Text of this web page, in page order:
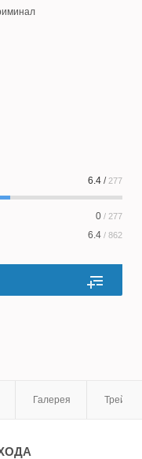
6.4 / 277
0 / 277
6.4 / 862
Галерея